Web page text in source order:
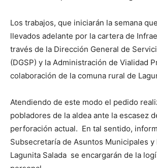
Los trabajos, que iniciarán la semana
llevados adelante por la cartera de
través de la Dirección General de
(DGSP) y la Administración de Vialidad
colaboración de la comuna rural de
Atendiendo de este modo el pedido
pobladores de la aldea ante la escasez
perforación actual. En tal sentido,
Subsecretaría de Asuntos Municipales y
Lagunita Salada se encargarán de la